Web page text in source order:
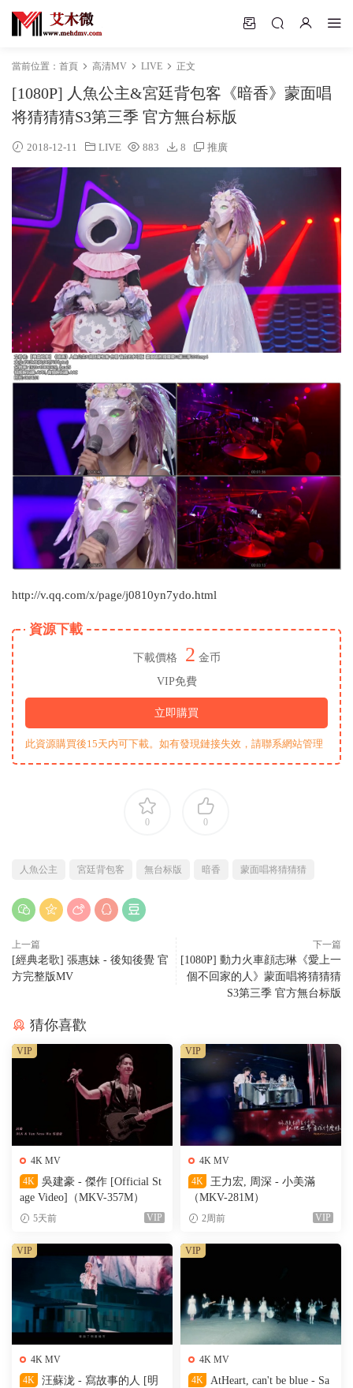
當前位置： 首頁 高清MV LIVE 正文
[1080P] 人魚公主&宮廷背包客《暗香》蒙面唱
将猜猜猜S3第三季 官方無台标版
2018-12-11 LIVE 883 8 推廣
http://v.qq.com/x/page/j0810yn7ydo.html
資源下載
下載價格 2 金币
VIP免費
立即購買
此資源購買後15天内可下載。如有發現鏈接失效，請聯系網站管理
0 0
人魚公主 宮廷背包客 無台标版 暗香 蒙面唱将猜猜猜
上一篇
[經典老歌] 張惠妹 - 後知後覺 官
方完整版MV
下一篇
[1080P] 動力火車顔志琳《愛上一
個不回家的人》蒙面唱将猜猜猜
S3第三季 官方無台标版
猜你喜歡
4K MV
4K
吳建豪 - 傑作 [Official St
age Video]（MKV-357M）
5天前 VIP
VIP
4K MV
4K
王力宏, 周深 - 小美滿
（MKV-281M）
2周前 VIP
VIP
4K MV
4K
汪蘇泷 - 寫故事的人 [明
VIP
4K MV
4K
AtHeart, can't be blue - Sa
VIP